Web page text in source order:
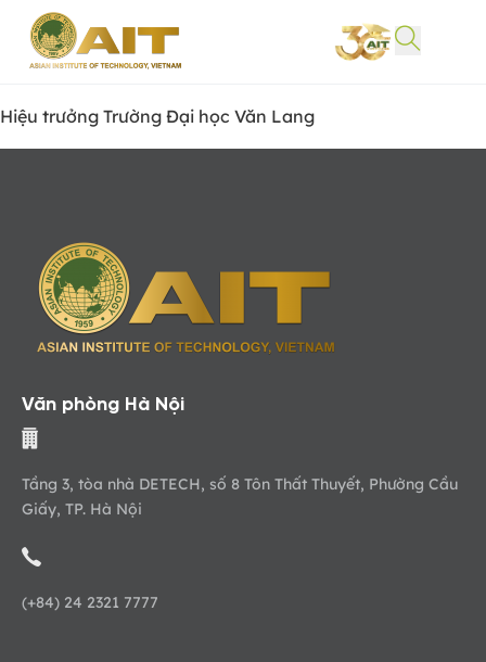
Hiệu trưởng Trường Đại học Văn Lang
Văn phòng Hà Nội
Tầng 3, tòa nhà DETECH, số 8 Tôn Thất Thuyết, Phường Cầu
Giấy, TP. Hà Nội
(+84) 24 2321 7777